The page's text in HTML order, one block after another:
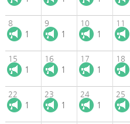
8
1
9
1
10
1
11
15
1
16
1
17
1
18
22
1
23
1
24
1
25